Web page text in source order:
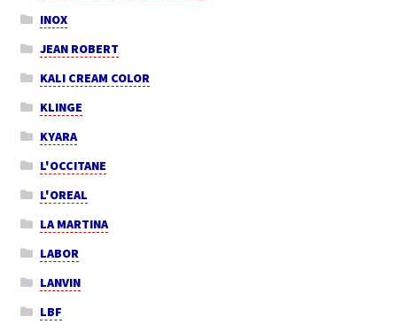
INOX
JEAN ROBERT
KALI CREAM COLOR
KLINGE
KYARA
L'OCCITANE
L'OREAL
LA MARTINA
LABOR
LANVIN
LBF